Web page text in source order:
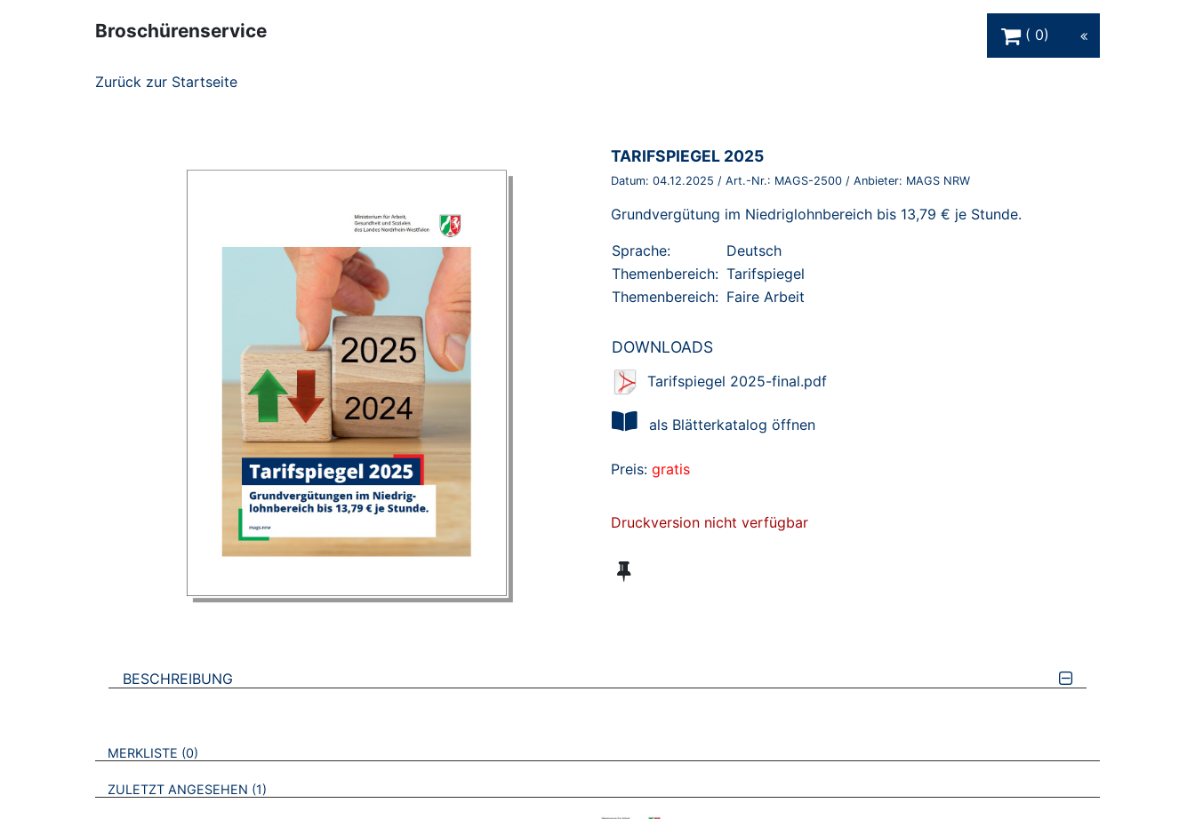
Broschürenservice
0
Zurück zur Startseite
BROSCHÜRE:
TARIFSPIEGEL 2025
Datum: 04.12.2025 / Art.-Nr.: MAGS-2500 / Anbieter: MAGS NRW
Grundvergütung im Niedriglohnbereich bis 13,79 € je Stunde.
Sprache:
Deutsch
Themenbereich: Tarifspiegel
Themenbereich: Faire Arbeit
DOWNLOADS
Tarifspiegel 2025-final.pdf
als Blätterkatalog öffnen
Preis: gratis
Druckversion nicht verfügbar
BESCHREIBUNG
VERWEISE AUF VERMERKTE- ODER ZULETZT ANGESEHENE BROSCHÜREN
MERKLISTE 0
ZULETZT ANGESEHEN 1